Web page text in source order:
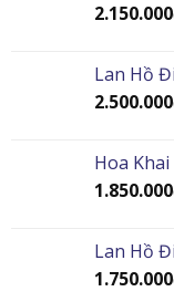
2.150.000
Lan Hồ
2.500.000
Hoa
1.850.000
Lan Hồ
1.750.000